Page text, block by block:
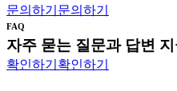
문의하기 문의하기
FAQ
자주 묻는 질문과 답변
확인하기 확인하기